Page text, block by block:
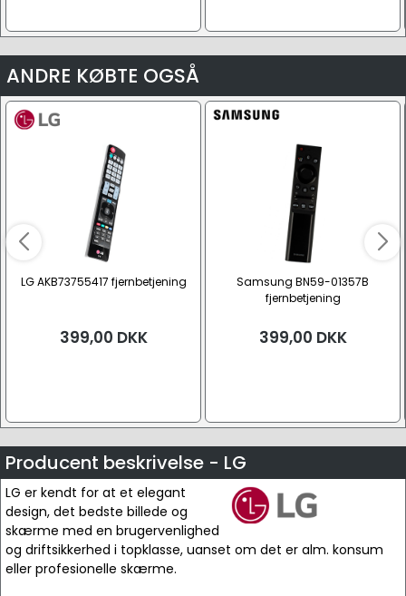
ANDRE KØBTE OGSÅ
LG AKB73755417 fjernbetjening
399,00 DKK
Samsung BN59-01357B
fjernbetjening
399,00 DKK
Producent beskrivelse - LG
LG er kendt for at et elegant
design, det bedste billede og
skærme med en brugervenlighed
og driftsikkerhed i topklasse, uanset om det er alm. konsum
eller profesionelle skærme.